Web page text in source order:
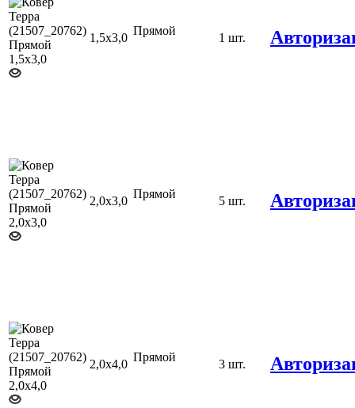
1,5х3,0
Прямой
1 шт.
2,0х3,0
Прямой
5 шт.
2,0х4,0
Прямой
3 шт.